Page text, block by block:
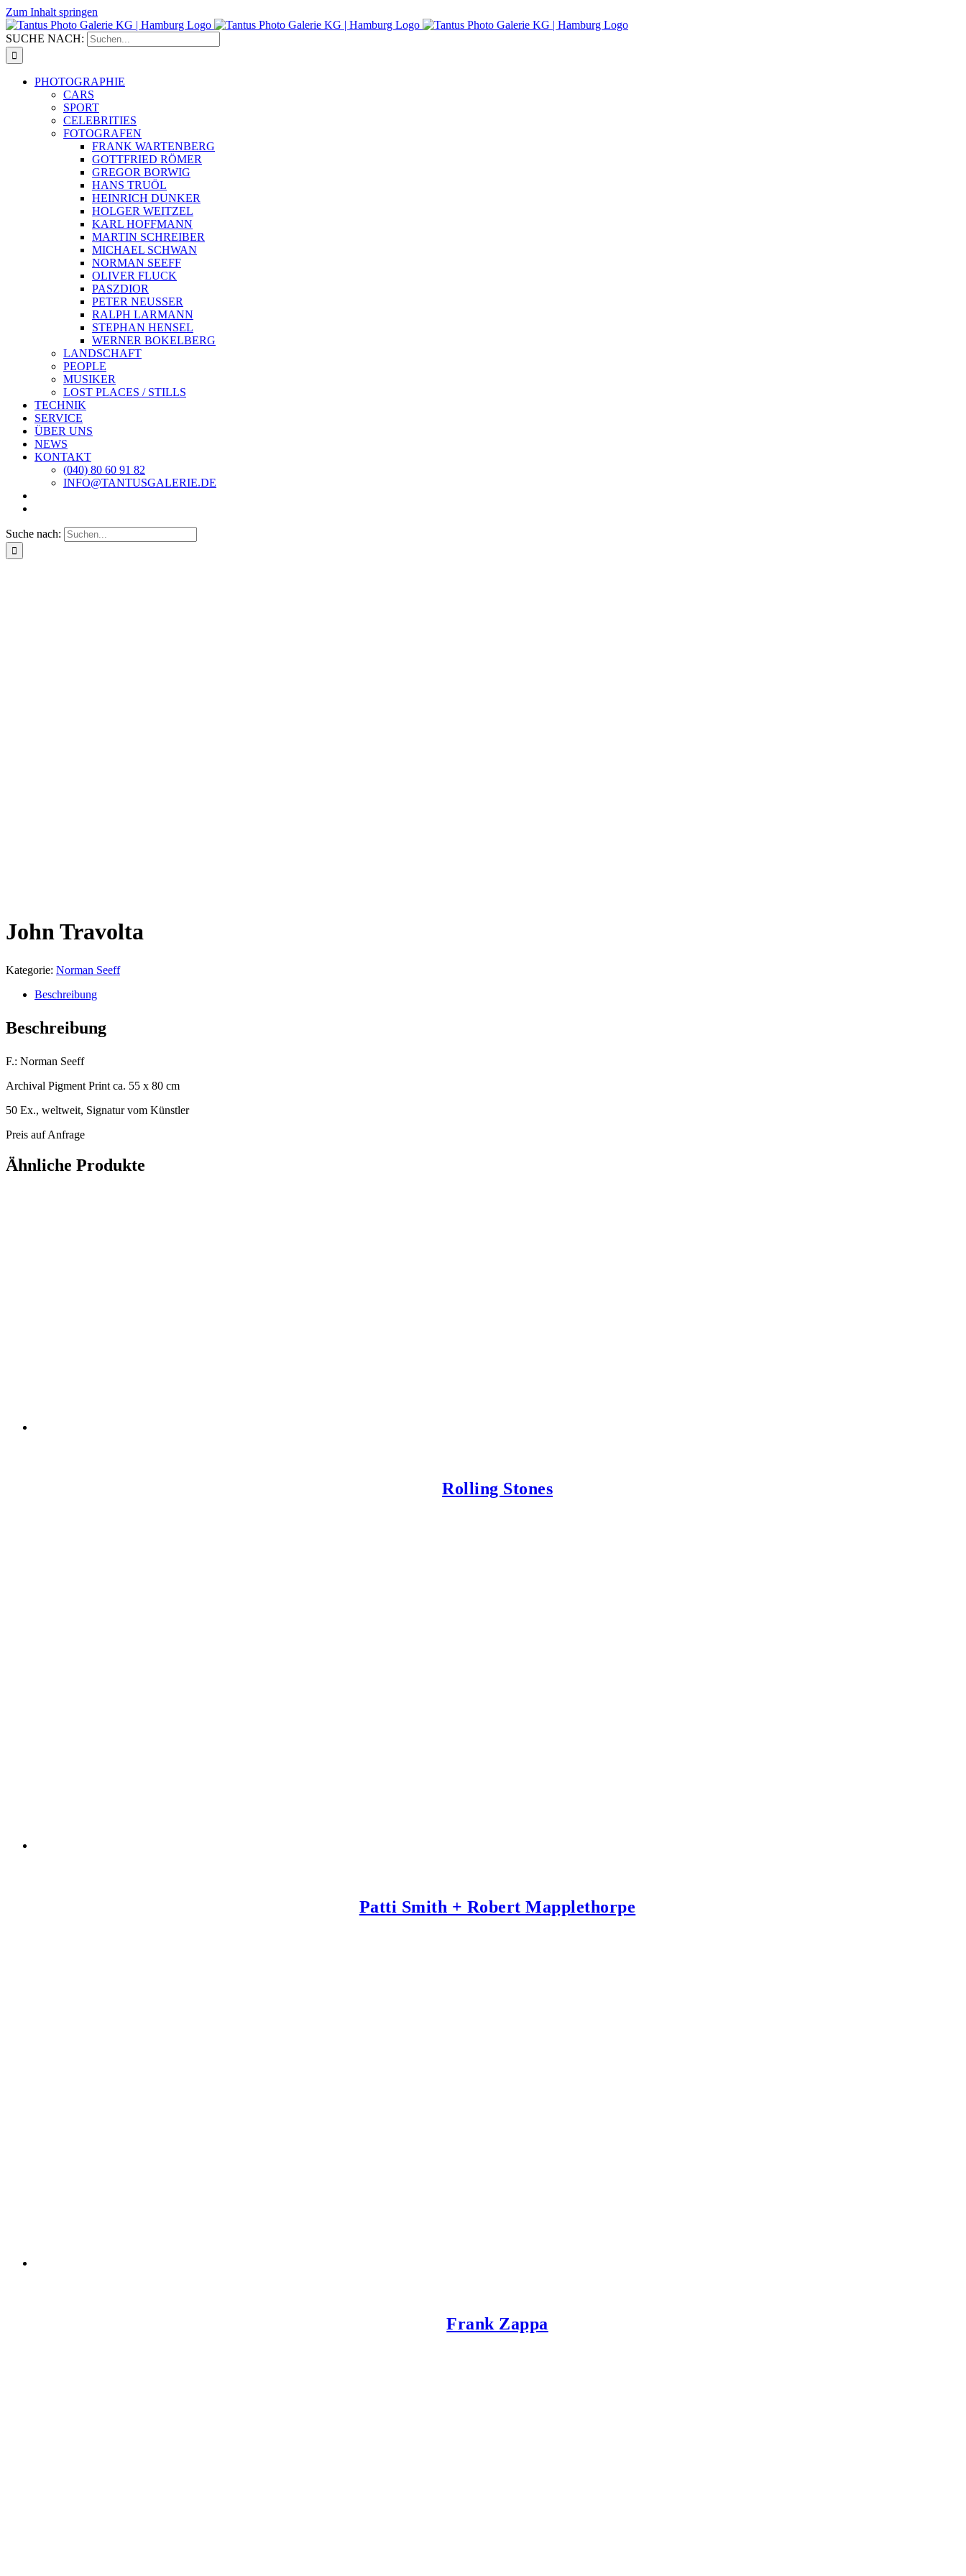
Zum Inhalt springen
SUCHE NACH:
PHOTOGRAPHIE
CARS
SPORT
CELEBRITIES
FOTOGRAFEN
FRANK WARTENBERG
GOTTFRIED RÖMER
GREGOR BORWIG
HANS TRUÖL
HEINRICH DUNKER
HOLGER WEITZEL
KARL HOFFMANN
MARTIN SCHREIBER
MICHAEL SCHWAN
NORMAN SEEFF
OLIVER FLUCK
PASZDIOR
PETER NEUSSER
RALPH LARMANN
STEPHAN HENSEL
WERNER BOKELBERG
LANDSCHAFT
PEOPLE
MUSIKER
LOST PLACES / STILLS
TECHNIK
SERVICE
ÜBER UNS
NEWS
KONTAKT
(040) 80 60 91 82
INFO@TANTUSGALERIE.DE
Suche nach:
John Travolta
Kategorie: Norman Seeff
Beschreibung
Beschreibung
F.: Norman Seeff
Archival Pigment Print ca. 55 x 80 cm
50 Ex., weltweit, Signatur vom Künstler
Preis auf Anfrage
Ähnliche Produkte
Rolling Stones
Patti Smith + Robert Mapplethorpe
Frank Zappa